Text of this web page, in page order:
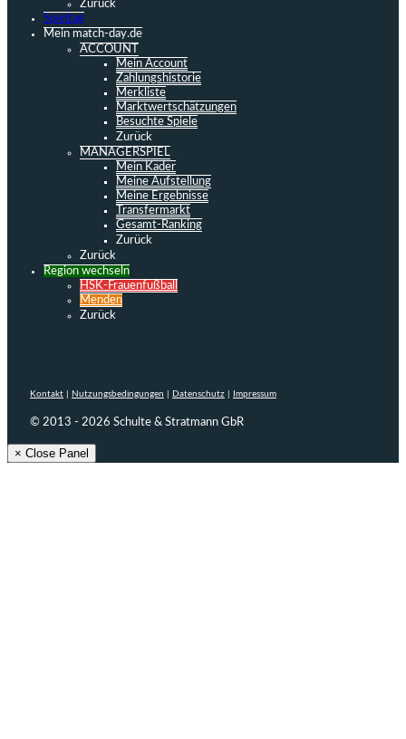
Zurück
Spieltag
Mein match-day.de
ACCOUNT
Mein Account
Zahlungshistorie
Merkliste
Marktwertschätzungen
Besuchte Spiele
Zurück
MANAGERSPIEL
Mein Kader
Meine Aufstellung
Meine Ergebnisse
Transfermarkt
Gesamt-Ranking
Zurück
Zurück
Region wechseln
HSK-Frauenfußball
Menden
Zurück
Kontakt Nutzungsbedingungen Datenschutz Impressum
© 2013 - 2026 Schulte & Stratmann GbR
× Close Panel